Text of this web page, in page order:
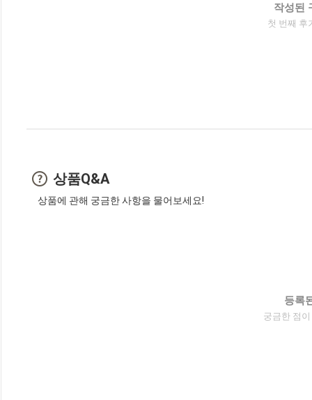
작성된
첫 번째 후
상품Q&A
상품에 관해 궁금한 사항을 물어보세요!
등록
궁금한 점